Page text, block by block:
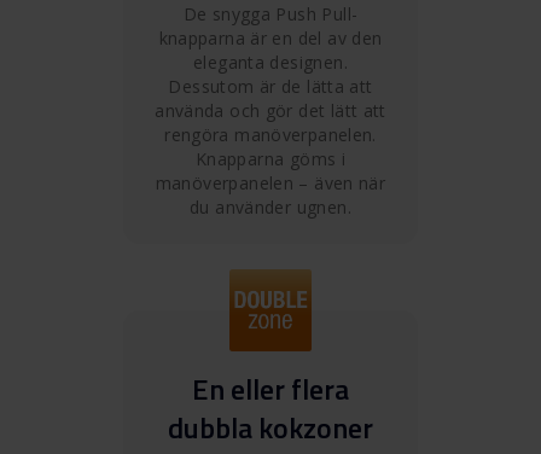
De snygga Push Pull-
knapparna är en del av den
eleganta designen.
Dessutom är de lätta att
använda och gör det lätt att
rengöra manöverpanelen.
Knapparna göms i
manöverpanelen – även när
du använder ugnen.
En eller flera
dubbla kokzoner